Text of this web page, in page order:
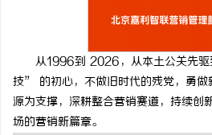
从1996到 2026，从本土公关先驱到
技” 的初心，不做旧时代的残党，勇
源为支撑，深耕整合营销赛道，持续创
场的营销新篇章。